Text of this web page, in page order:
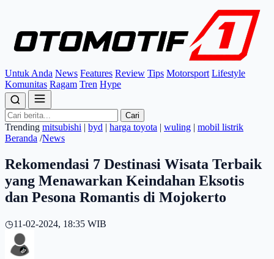
Untuk Anda News Features Review Tips Motorsport Lifestyle
Komunitas Ragam Tren Hype
Cari
Trending mitsubishi | byd | harga toyota | wuling | mobil listrik
Beranda /News
Rekomendasi 7 Destinasi Wisata Terbaik
yang Menawarkan Keindahan Eksotis
dan Pesona Romantis di Mojokerto
◷11-02-2024, 18:35 WIB